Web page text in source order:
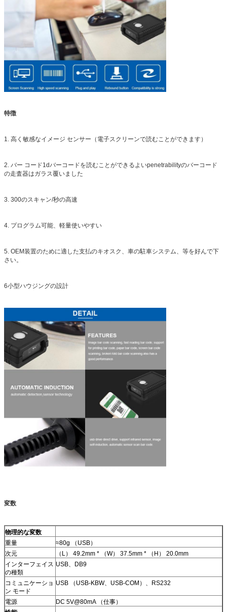
特徴
1. 高く敏感なイメージ センサー（電子スクリーンで読むことができます）
2. バー コード1dバーコードを読むことができるよいpenetrabilityのバーコード
の走査器はガラス覆いました
3. 300のスキャン/秒の高速
4. プログラム可能、軽量使いやすい
5. OEM装置のために適した支払のキオスク、車の駐車システム、等を好んで下
さい。
6小型ハウジングの設計
変数
物理的な変数
重量
≈80g （USB）
次元
（L） 49.2mm * （W） 37.5mm * （H） 20.0mm
インターフェイス
の種類
USB、DB9
コミュニケーショ
ン モード
USB （USB-KBW、USB-COM）、RS232
電源
DC 5V@80mA （仕事）